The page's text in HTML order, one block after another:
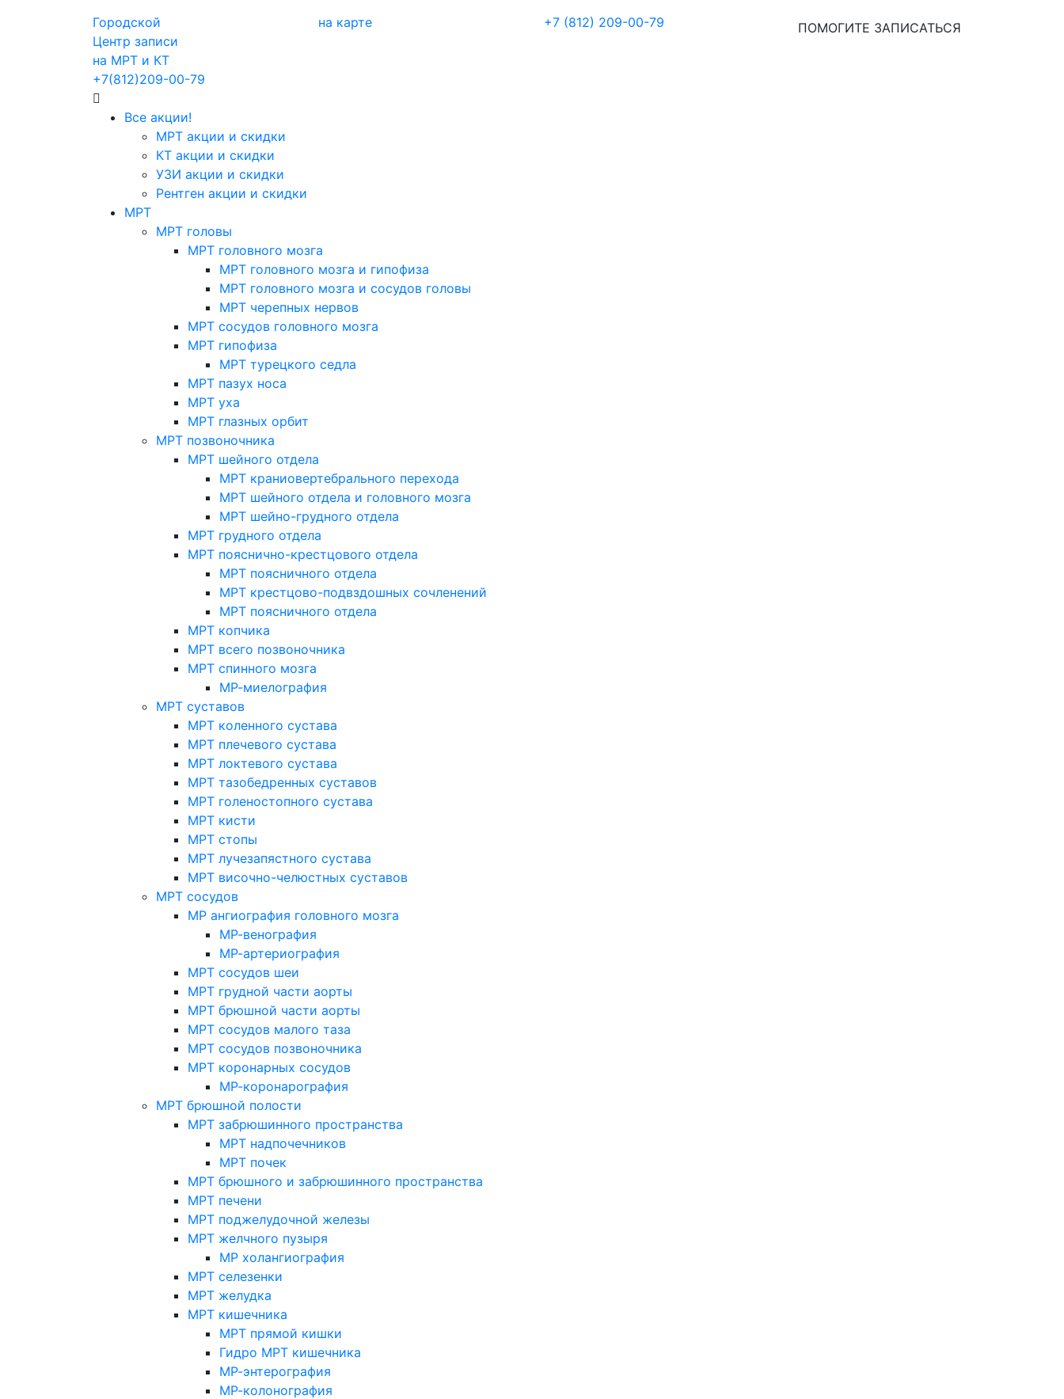
Городской
Центр записи
на МРТ и КТ
+7(812)209-00-79
на карте +7 (812) 209-00-79 ПОМОГИТЕ ЗАПИСАТЬСЯ
Все акции!
МРТ акции и скидки
КТ акции и скидки
УЗИ акции и скидки
Рентген акции и скидки
МРТ
МРТ головы
МРТ головного мозга
МРТ головного мозга и гипофиза
МРТ головного мозга и сосудов головы
МРТ черепных нервов
МРТ сосудов головного мозга
МРТ гипофиза
МРТ турецкого седла
МРТ пазух носа
МРТ уха
МРТ глазных орбит
МРТ позвоночника
МРТ шейного отдела
МРТ краниовертебрального перехода
МРТ шейного отдела и головного мозга
МРТ шейно-грудного отдела
МРТ грудного отдела
МРТ пояснично-крестцового отдела
МРТ поясничного отдела
МРТ крестцово-подвздошных сочленений
МРТ поясничного отдела
МРТ копчика
МРТ всего позвоночника
МРТ спинного мозга
МР-миелография
МРТ суставов
МРТ коленного сустава
МРТ плечевого сустава
МРТ локтевого сустава
МРТ тазобедренных суставов
МРТ голеностопного сустава
МРТ кисти
МРТ стопы
МРТ лучезапястного сустава
МРТ височно-челюстных суставов
МРТ сосудов
МР ангиография головного мозга
МР-венография
МР-артериография
МРТ сосудов шеи
МРТ грудной части аорты
МРТ брюшной части аорты
МРТ сосудов малого таза
МРТ сосудов позвоночника
МРТ коронарных сосудов
МР-коронарография
МРТ брюшной полости
МРТ забрюшинного пространства
МРТ надпочечников
МРТ почек
МРТ брюшного и забрюшинного пространства
МРТ печени
МРТ поджелудочной железы
МРТ желчного пузыря
МР холангиография
МРТ селезенки
МРТ желудка
МРТ кишечника
МРТ прямой кишки
Гидро МРТ кишечника
МР-энтерография
МР-колонография